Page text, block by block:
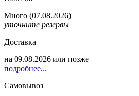
Много (07.08.2026)
уточните резервы
Доставка
на 09.08.2026 или позже
подробнее...
Самовывоз